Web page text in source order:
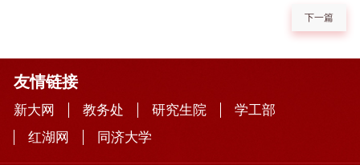
下一篇
友情链接
新大网 教务处 研究生院
学工部
红湖网
同济大学